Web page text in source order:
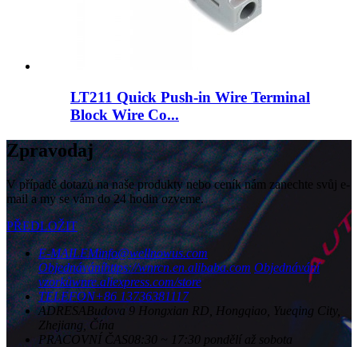
LT211 Quick Push-in Wire Terminal
Block Wire Co...
Zpravodaj
V případě dotazů na naše produkty nebo ceník nám zanechte svůj e-
mail a my se vám do 24 hodin ozveme.
PŘEDLOŽIT
E-MAILEMinfo@wellnowus.com
Objednáváníhttps://wnrcn.en.alibaba.com Objednávání
vzorkůwnre.aliexpress.com/store
TELEFON+86 13736381117
ADRESA Budova 9 Hongxian RD, Hongqiao, Yueqing City,
Zhejiang, Čína
PRACOVNÍ ČAS08:30 ~ 17:30 pondělí až sobota